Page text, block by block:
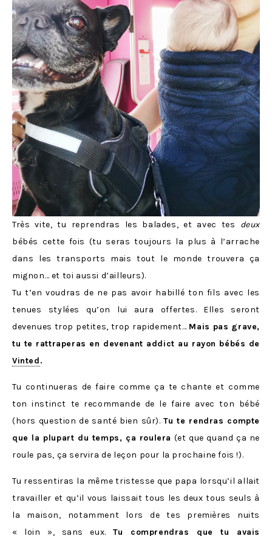
Très vite, tu reprendras les balades, et avec tes deux
bébés cette fois (tu seras toujours la plus à l’arrache
dans les transports mais tout le monde trouvera ça
mignon… et toi aussi d’ailleurs).
Tu t’en voudras de ne pas avoir habillé ton fils avec les
tenues stylées qu’on lui aura offertes. Elles seront
devenues trop petites, trop rapidement… Mais pas grave,
tu te rattraperas en devenant addict au rayon bébés de
Vinted.
Tu continueras de faire comme ça te chante et comme
ton instinct te recommande de le faire avec ton bébé
(hors question de santé bien sûr).Tu te rendras compte
que la plupart du temps, ça roulera (et que quand ça ne
roule pas, ça servira de leçon pour la prochaine fois !).
Tu ressentiras la même tristesse que papa lorsqu’il allait
travailler et qu’il vous laissait tous les deux tous seuls à
la maison, notamment lors de tes premières nuits
« loin », sans eux.Tu comprendras que tu avais